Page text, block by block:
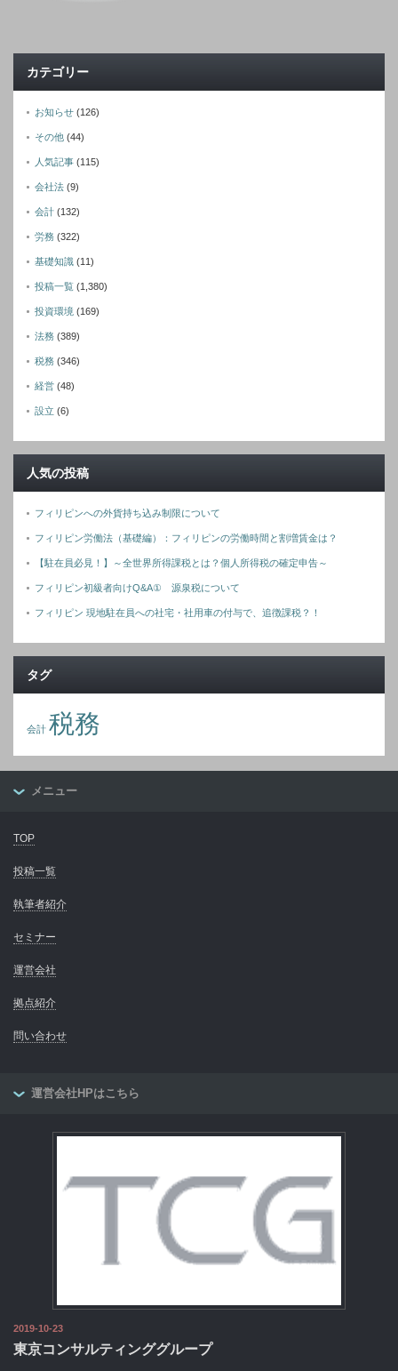
カテゴリー
お知らせ (126)
その他 (44)
人気記事 (115)
会社法 (9)
会計 (132)
労務 (322)
基礎知識 (11)
投稿一覧 (1,380)
投資環境 (169)
法務 (389)
税務 (346)
経営 (48)
設立 (6)
人気の投稿
フィリピンへの外貨持ち込み制限について
フィリピン労働法（基礎編）：フィリピンの労働時間と割増賃金は？
【駐在員必見！】～全世界所得課税とは？個人所得税の確定申告～
フィリピン初級者向けQ&A① 源泉税について
フィリピン 現地駐在員への社宅・社用車の付与で、追徴課税？！
タグ
会計 税務
メニュー
TOP
投稿一覧
執筆者紹介
セミナー
運営会社
拠点紹介
問い合わせ
運営会社HPはこちら
2019-10-23
東京コンサルティンググループ